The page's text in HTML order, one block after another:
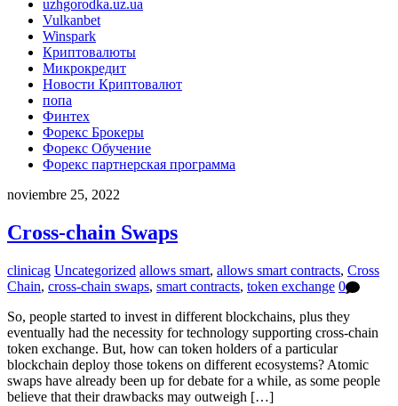
uzhgorodka.uz.ua
Vulkanbet
Winspark
Криптовалюты
Микрокредит
Новости Криптовалют
попа
Финтех
Форекс Брокеры
Форекс Обучение
Форекс партнерская программа
noviembre 25, 2022
Cross-chain Swaps
clinicag Uncategorized allows smart, allows smart contracts, Cross
Chain, cross-chain swaps, smart contracts, token exchange 0
So, people started to invest in different blockchains, plus they
eventually had the necessity for technology supporting cross-chain
token exchange. But, how can token holders of a particular
blockchain deploy those tokens on different ecosystems? Atomic
swaps have already been up for debate for a while, as some people
believe that their drawbacks may outweigh […]